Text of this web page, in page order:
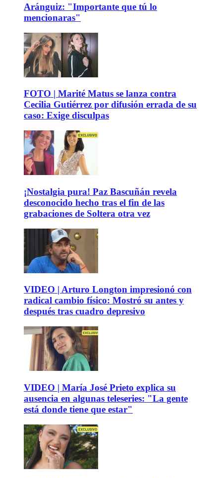
Aránguiz: "Importante que tú lo
mencionaras"
FOTO | Marité Matus se lanza contra
Cecilia Gutiérrez por difusión errada de su
caso: Exige disculpas
¡Nostalgia pura! Paz Bascuñán revela
desconocido hecho tras el fin de las
grabaciones de Soltera otra vez
VIDEO | Arturo Longton impresionó con
radical cambio físico: Mostró su antes y
después tras cuadro depresivo
VIDEO | María José Prieto explica su
ausencia en algunas teleseries: "La gente
está donde tiene que estar"